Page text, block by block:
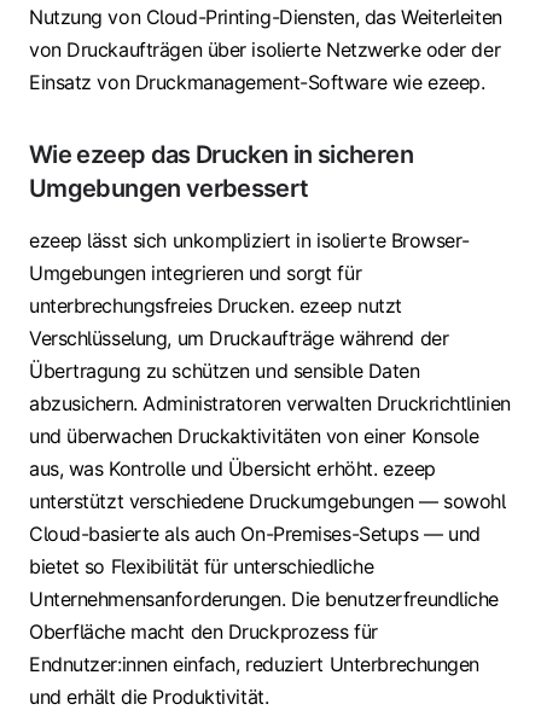
Nutzung von Cloud-Printing-Diensten, das Weiterleiten
von Druckaufträgen über isolierte Netzwerke oder der
Einsatz von Druckmanagement-Software wie ezeep.
Wie ezeep das Drucken in sicheren
Umgebungen verbessert
ezeep lässt sich unkompliziert in isolierte Browser-
Umgebungen integrieren und sorgt für
unterbrechungsfreies Drucken. ezeep nutzt
Verschlüsselung, um Druckaufträge während der
Übertragung zu schützen und sensible Daten
abzusichern. Administratoren verwalten Druckrichtlinien
und überwachen Druckaktivitäten von einer Konsole
aus, was Kontrolle und Übersicht erhöht. ezeep
unterstützt verschiedene Druckumgebungen — sowohl
Cloud-basierte als auch On-Premises-Setups — und
bietet so Flexibilität für unterschiedliche
Unternehmensanforderungen. Die benutzerfreundliche
Oberfläche macht den Druckprozess für
Endnutzer:innen einfach, reduziert Unterbrechungen
und erhält die Produktivität.